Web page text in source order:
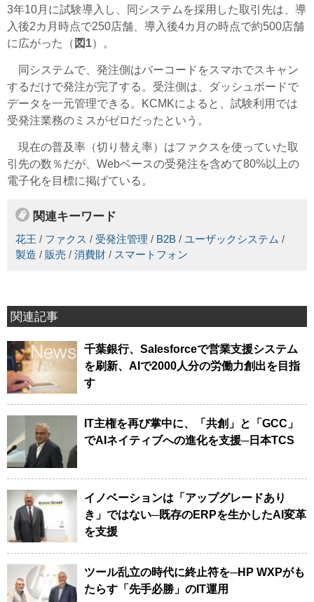
3年10月に試験導入し、同システムを採用した取引先は、導
入後2カ月時点で250店舗、導入後4カ月の時点で約500店舗
に広がった（ 図1）。
同システムで、発注側はバーコードをスマホでスキャン
するだけで発注が完了する。受注側は、ダッシュボードで
データを一元管理できる。KCMKによると、試験利用では
受発注業務のミスがゼロだったという。
現在の普及率（切り替え率）はファクスを使っていた取
引先の数％だが、Webベースの受発注を含めて80%以上の
電子化を目標に掲げている。
関連キーワード
花王 / ファクス / 受発注管理 / B2B / ユーザックシステム /
製造 / 販売 / 消費財 / スマートフォン
関連記事
千葉銀行、Salesforceで営業支援システム
を刷新、AIで2000人分の労働力創出を目指
す
IT主権を再び掌中に、「共創」と「GCC」
でAIネイティブへの進化を支援─日本TCS
イノベーションは「アップグレードあり
き」ではない─既存のERPを生かしたAI変革
を支援
ツール乱立の時代に終止符を─HP WXPがも
たらす「先手必勝」のIT運用